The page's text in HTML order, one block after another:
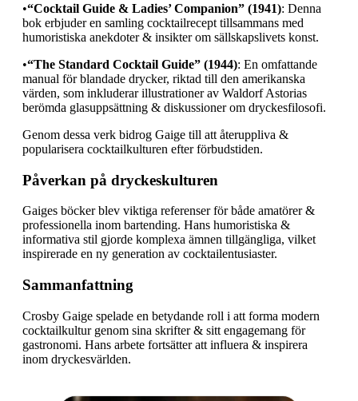
•“Cocktail Guide & Ladies’ Companion” (1941): Denna
bok erbjuder en samling cocktailrecept tillsammans med
humoristiska anekdoter & insikter om sällskapslivets konst.
•“The Standard Cocktail Guide” (1944): En omfattande
manual för blandade drycker, riktad till den amerikanska
värden, som inkluderar illustrationer av Waldorf Astorias
berömda glasuppsättning & diskussioner om dryckesfilosofi.
Genom dessa verk bidrog Gaige till att återuppliva &
popularisera cocktailkulturen efter förbudstiden.
Påverkan på dryckeskulturen
Gaiges böcker blev viktiga referenser för både amatörer &
professionella inom bartending. Hans humoristiska &
informativa stil gjorde komplexa ämnen tillgängliga, vilket
inspirerade en ny generation av cocktailentusiaster.
Sammanfattning
Crosby Gaige spelade en betydande roll i att forma modern
cocktailkultur genom sina skrifter & sitt engagemang för
gastronomi. Hans arbete fortsätter att influera & inspirera
inom dryckesvärlden.